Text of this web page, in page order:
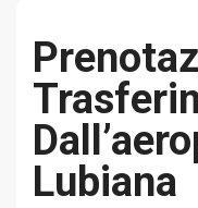
Lubiana